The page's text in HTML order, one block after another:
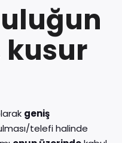
kusur
geniş
telefi halinde